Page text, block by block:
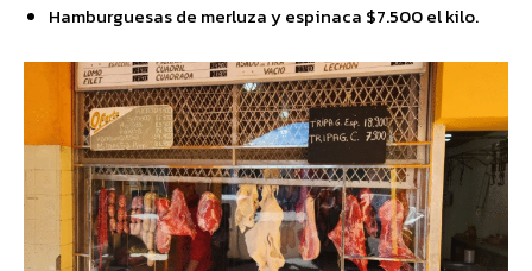
Hamburguesas de merluza y espinaca $7.500 el kilo.